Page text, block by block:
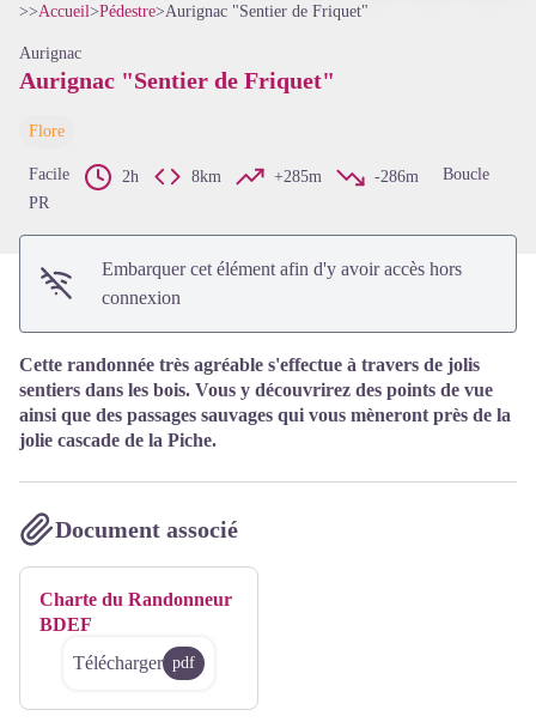
>>Accueil>Pédestre>Aurignac "Sentier de Friquet"
Aurignac
Aurignac "Sentier de Friquet"
Flore
Facile 2h 8km +285m -286m
Boucle
PR
Embarquer cet élément afin d'y avoir accès hors
connexion
Cette randonnée très agréable s'effectue à travers de jolis
sentiers dans les bois. Vous y découvrirez des points de vue
ainsi que des passages sauvages qui vous mèneront près de la
jolie cascade de la Piche.
Document associé
Charte du Randonneur
BDEF
Télécharger pdf